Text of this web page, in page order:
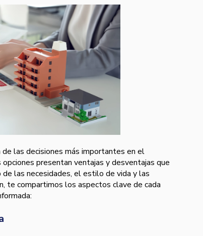
las decisiones más importantes en el
presentan ventajas y desventajas que
las necesidades, el estilo de vida y las
te compartimos los aspectos clave de cada